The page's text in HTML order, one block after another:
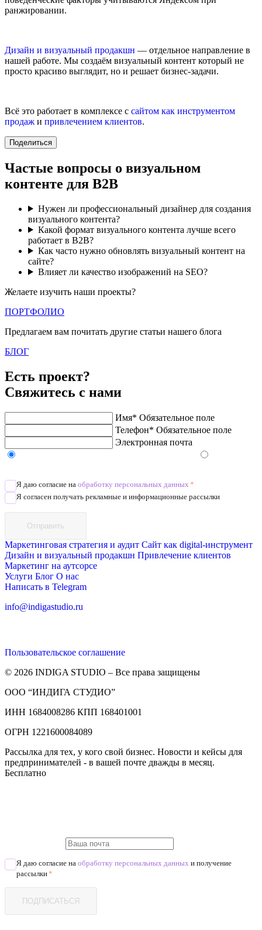
ранжировании.
Дизайн и визуальный продакшн — отдельное направление в
нашей работе. Мы создаём визуальный контент который не
просто красиво выглядит, но и решает бизнес-задачи.
Всё это работает в комплексе с сайтом как инструментом
продаж и привлечением клиентов.
Поделиться
Частые вопросы о визуальном
контенте для B2B
Нужен ли профессиональный дизайнер для создания
визуального контента?
Какой формат визуального контента лучше всего
работает в B2B?
Как часто нужно обновлять визуальный контент на
сайте?
Влияет ли качество изображений на SEO?
Желаете изучить наши проекты?
ПОРТФОЛИО
Предлагаем вам почитать другие статьи нашего блога
БЛОГ
Есть проект?
Свяжитесь с нами
Имя* Обязательное поле
Телефон* Обязательное поле
Электронная почта
Я даю согласие на обработку персональных данных *
Я согласен получать рекламные и информационные рассылки
Отправить
Маркетинговая стратегия и аудит Сайт как digital-инструмент
Дизайн и визуальный продакшн Привлечение клиентов
Маркетинг на аутсорсе
Услуги Блог О нас
Написать в Telegram
info@indigastudio.ru
Пользовательское соглашение
© 2026 INDIGA STUDIO – Все права защищены
ООО “ИНДИГА СТУДИО”
ИНН 1684008286 КПП 168401001
ОГРН 1221600084089
Рассылка для тех, у кого свой бизнес. Новости и кейсы для
предпринимателей - в вашей почте дважды в месяц.
Бесплатно
Я даю согласие на обработку персональных данных и получение
рассылки*
ПОДПИСАТЬСЯ